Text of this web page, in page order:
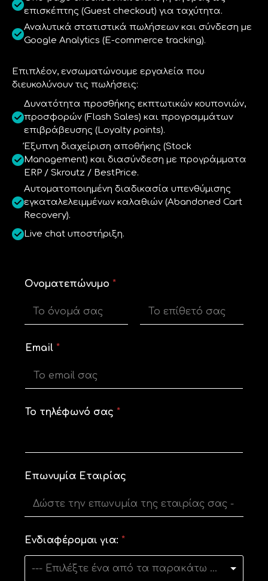
επισκέπτης (Guest checkout) για ταχύτητα.
Αναλυτικά στατιστικά πωλήσεων και σύνδεση με
Google Analytics (E-commerce tracking).
Επιπλέον, ενσωματώνουμε εργαλεία που
διευκολύνουν τις πωλήσεις:
Δυνατότητα προσθήκης εκπτωτικών κουπονιών,
προσφορών (Flash Sales) και προγραμμάτων
επιβράβευσης (Loyalty points).
Έξυπνη διαχείριση αποθήκης (Stock
Management) και διασύνδεση με προγράμματα
ERP / Skroutz / BestPrice.
Αυτοματοποιημένη διαδικασία υπενθύμισης
εγκαταλελειμμένων καλαθιών (Abandoned Cart
Recovery).
Live chat υποστήριξη.
Ονοματεπώνυμο *
Email *
Το τηλέφωνό σας *
π
ί
α
*
Επωνυμία Εταιρίας
Ενδιαφέρομαι για: *
--- Επιλέξτε ένα από τα παρακάτω ---